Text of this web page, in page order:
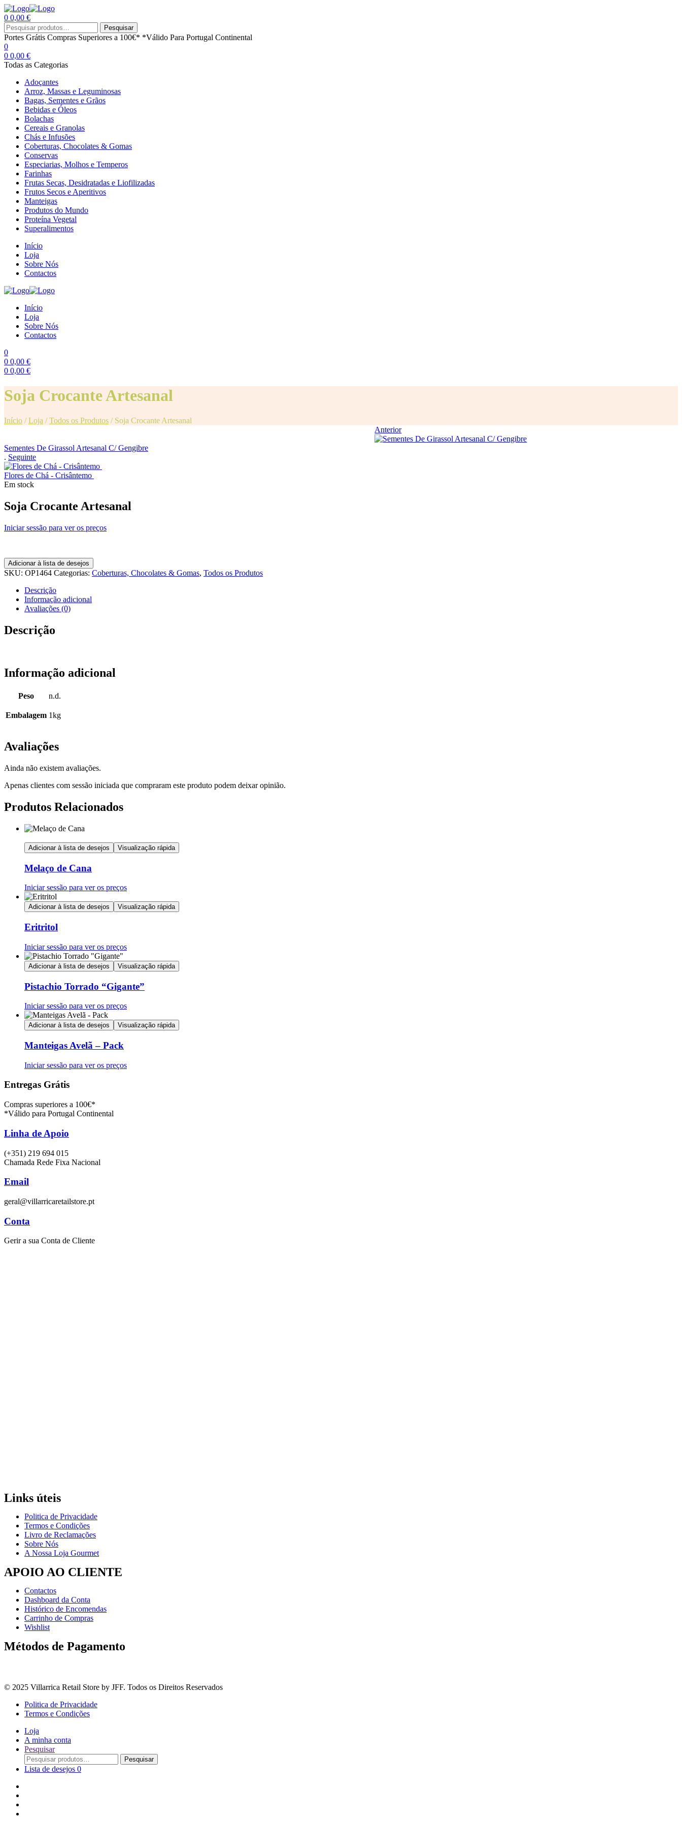
0 0,00 €
Menu
Procurar
por:
Pesquisar
Portes Grátis Compras Superiores a 100€* *Válido Para Portugal Continental
0
0 0,00 €
Todas as Categorias
Adoçantes
Arroz, Massas e Leguminosas
Bagas, Sementes e Grãos
Bebidas e Óleos
Bolachas
Cereais e Granolas
Chás e Infusões
Coberturas, Chocolates & Gomas
Conservas
Especiarias, Molhos e Temperos
Farinhas
Frutas Secas, Desidratadas e Liofilizadas
Frutos Secos e Aperitivos
Manteigas
Produtos do Mundo
Proteína Vegetal
Superalimentos
Início
Loja
Sobre Nós
Contactos
Início
Loja
Sobre Nós
Contactos
0
0 0,00 €
0 0,00 €
Soja Crocante Artesanal
Início /Loja /Todos os Produtos / Soja Crocante Artesanal
Anterior
Sementes De Girassol Artesanal C/ Gengibre
. Seguinte
Flores de Chá - Crisântemo
Em stock
Soja Crocante Artesanal
Iniciar sessão para ver os preços
Adicionar à lista de desejos
SKU: OP1464 Categorias: Coberturas, Chocolates & Gomas, Todos os Produtos
Descrição
Informação adicional
Avaliações (0)
Descrição
Informação adicional
Peso n.d.
Embalagem 1kg
Avaliações
Ainda não existem avaliações.
Apenas clientes com sessão iniciada que compraram este produto podem deixar opinião.
Produtos Relacionados
Adicionar à lista de desejos Visualização rápida
Melaço de Cana
Iniciar sessão para ver os preços
Adicionar à lista de desejos Visualização rápida
Eritritol
Iniciar sessão para ver os preços
Adicionar à lista de desejos Visualização rápida
Pistachio Torrado “Gigante”
Iniciar sessão para ver os preços
Adicionar à lista de desejos Visualização rápida
Manteigas Avelã – Pack
Iniciar sessão para ver os preços
Entregas Grátis
Compras superiores a 100€*
*Válido para Portugal Continental
Linha de Apoio
(+351) 219 694 015
Chamada Rede Fixa Nacional
Email
geral@villarricaretailstore.pt
Conta
Gerir a sua Conta de Cliente
Links úteis
Politica de Privacidade
Termos e Condições
Livro de Reclamações
Sobre Nós
A Nossa Loja Gourmet
APOIO AO CLIENTE
Contactos
Dashboard da Conta
Histórico de Encomendas
Carrinho de Compras
Wishlist
Métodos de Pagamento
© 2025 Villarrica Retail Store by JFF. Todos os Direitos Reservados
Politica de Privacidade
Termos e Condições
Loja
A minha conta
Pesquisar
Procurar
por:
Pesquisar
Lista de desejos 0